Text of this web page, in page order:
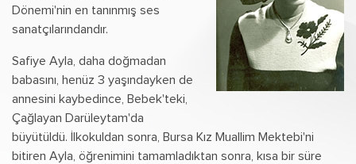
Dönemi'nin en tanınmış ses
sanatçılarındandır.
Safiye Ayla, daha doğmadan
babasını, henüz 3 yaşındayken de
annesini kaybedince, Bebek'teki,
Çağlayan Darüleytam'da
büyütüldü. İlkokuldan sonra, Bursa Kız Muallim Mektebi'ni
bitiren Ayla, öğrenimini tamamladıktan sonra, kısa bir süre